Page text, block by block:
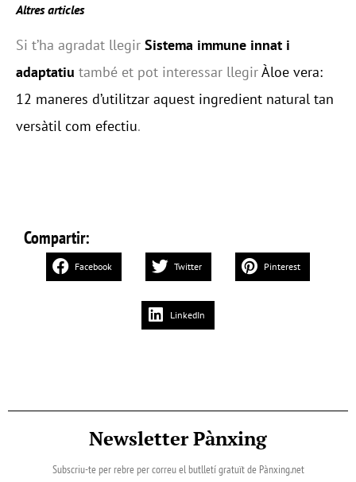
Altres articles
Si t’ha agradat llegir Sistema immune innat i
adaptatiu també et pot interessar llegirÀloe vera:
12 maneres d’utilitzar aquest ingredient natural tan
versàtil com efectiu.
Compartir:
Facebook Twitter Pinterest
LinkedIn
Newsletter Pànxing
Subscriu-te per rebre per correu el butlletí gratuït de Pànxing.net​